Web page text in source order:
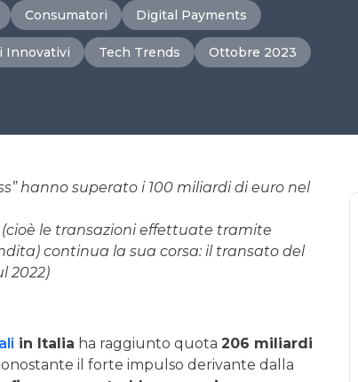
Consumatori Digital Payments
Innovativi Tech Trends Ottobre 2023
hanno superato i 100 miliardi di euro nel
le transazioni effettuate tramite
continua la sua corsa: il transato del
2022)
in Italia ha raggiunto quota 206 miliardi
il forte impulso derivante dalla